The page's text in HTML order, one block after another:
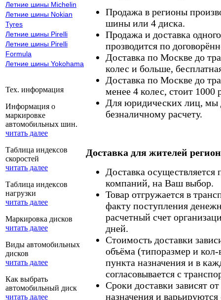
Летние шины Michelin
Летние шины Nokian
Tyres
Летние шины Pirelli
Летние шины Pirelli
Formula
Летние шины Yokohama
Тех. информация
Информация о
маркировке
автомобильных шин.
читать далее
Таблица индексов
скоростей
читать далее
Таблица индексов
нагрузки
читать далее
Маркировка дисков
читать далее
Виды автомобильных
дисков
читать далее
Как выбрать
автомобильный диск
читать далее
Продажа в регионы
шины или 4 диска.
Продажа и доставка
прозводится по
Доставка по Москве до
колес и больше,
Доставка по Москве до
менее 4 колес, стоит 1000
Для юридических лиц, мы
безналичному расчету.
Доставка для жителей
Доставка
компаний, на Ваш выбор.
Товар отгружается в
факту поступления
расчетный счет
дней.
Стоимость доставки
объёма (типоразмер и кол-
пункта назначения и в
согласовывается с
Сроки доставки зависят
назначения и